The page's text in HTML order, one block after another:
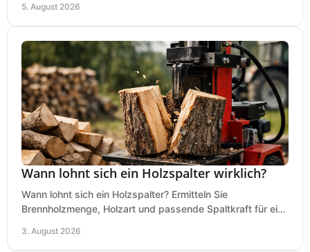
5. August 2026
Wann lohnt sich ein Holzspalter wirklich?
Wann lohnt sich ein Holzspalter? Ermitteln Sie
Brennholzmenge, Holzart und passende Spaltkraft für eine
3. August 2026